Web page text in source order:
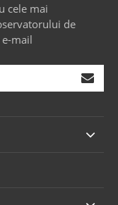
cele mai
de
mail